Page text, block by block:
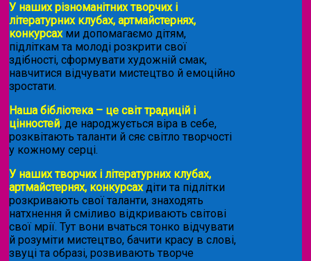
У наших різноманітних творчих і
літературних клубах, артмайстернях,
конкурсахми допомагаємо дітям,
підліткам та молоді розкрити свої
здібності, сформувати художній смак,
навчитися відчувати мистецтво й емоційно
зростати.
Наша бібліотека – це світ традицій і
цінностей, де народжується віра в себе,
розквітають таланти й сяє світло творчості
у кожному серці.
У наших творчих і літературних клубах,
артмайстернях, конкурсахдіти та підлітки
розкривають свої таланти, знаходять
натхнення й сміливо відкривають світові
свої мрії. Тут вони вчаться тонко відчувати
й розуміти мистецтво, бачити красу в слові,
звуці та образі, розвивають творче